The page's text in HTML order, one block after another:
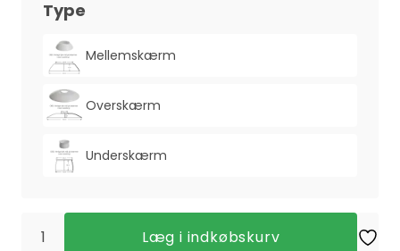
Type
Mellemskærm
Overskærm
Underskærm
Læg i indkøbskurv